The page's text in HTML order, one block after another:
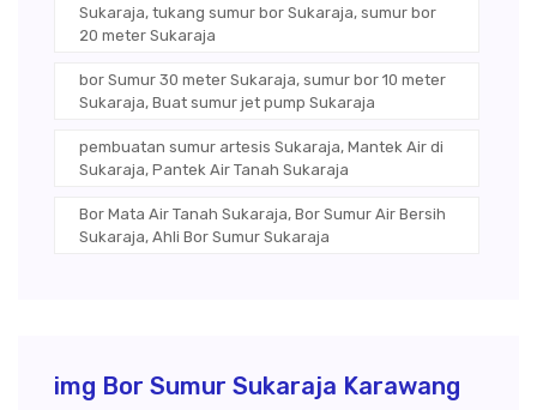
Sukaraja, tukang sumur bor Sukaraja, sumur bor
20 meter Sukaraja
bor Sumur 30 meter Sukaraja, sumur bor 10 meter
Sukaraja, Buat sumur jet pump Sukaraja
pembuatan sumur artesis Sukaraja, Mantek Air di
Sukaraja, Pantek Air Tanah Sukaraja
Bor Mata Air Tanah Sukaraja, Bor Sumur Air Bersih
Sukaraja, Ahli Bor Sumur Sukaraja
img Bor Sumur Sukaraja Karawang